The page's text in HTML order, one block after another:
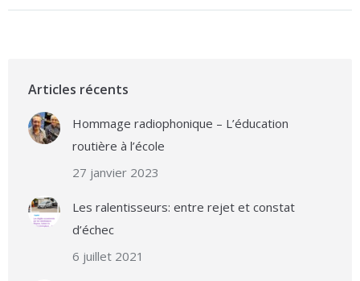
Articles récents
Hommage radiophonique – L’éducation
routière à l’école
27 janvier 2023
Les ralentisseurs: entre rejet et constat
d’échec
6 juillet 2021